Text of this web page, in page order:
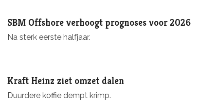
SBM Offshore verhoogt prognoses voor 2026
Na sterk eerste halfjaar.
Kraft Heinz ziet omzet dalen
Duurdere koffie dempt krimp.